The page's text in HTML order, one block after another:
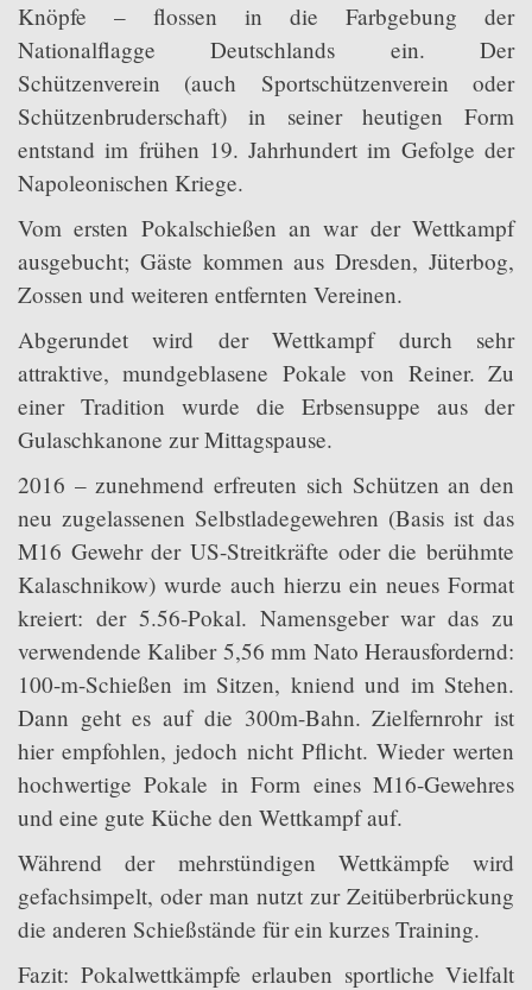
Knöpfe – flossen in die Farbgebung der
Nationalflagge Deutschlands ein. Der
Schützenverein (auch Sportschützenverein oder
Schützenbruderschaft) in seiner heutigen Form
entstand im frühen 19. Jahrhundert im Gefolge der
Napoleonischen Kriege.
Vom ersten Pokalschießen an war der Wettkampf
ausgebucht; Gäste kommen aus Dresden, Jüterbog,
Zossen und weiteren entfernten Vereinen.
Abgerundet wird der Wettkampf durch sehr
attraktive, mundgeblasene Pokale von Reiner. Zu
einer Tradition wurde die Erbsensuppe aus der
Gulaschkanone zur Mittagspause.
2016 – zunehmend erfreuten sich Schützen an den
neu zugelassenen Selbstladegewehren (Basis ist das
M16 Gewehr der US-Streitkräfte oder die berühmte
Kalaschnikow) wurde auch hierzu ein neues Format
kreiert: der 5.56-Pokal. Namensgeber war das zu
verwendende Kaliber 5,56 mm Nato Herausfordernd:
100-m-Schießen im Sitzen, kniend und im Stehen.
Dann geht es auf die 300m-Bahn. Zielfernrohr ist
hier empfohlen, jedoch nicht Pflicht. Wieder werten
hochwertige Pokale in Form eines M16-Gewehres
und eine gute Küche den Wettkampf auf.
Während der mehrstündigen Wettkämpfe wird
gefachsimpelt, oder man nutzt zur Zeitüberbrückung
die anderen Schießstände für ein kurzes Training.
Fazit: Pokalwettkämpfe erlauben sportliche Vielfalt